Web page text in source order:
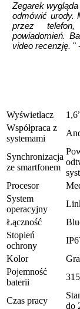
Zegarek
odmówić urody.
przez
powiadomień.
video recenzję. "
Wyświetlacz
Współpraca z
systemami
Synchronizacja
ze smartfonem
Procesor
System
operacyjny
Łączność
Stopień
ochrony
Kolor
Pojemność
baterii
Czas pracy
do